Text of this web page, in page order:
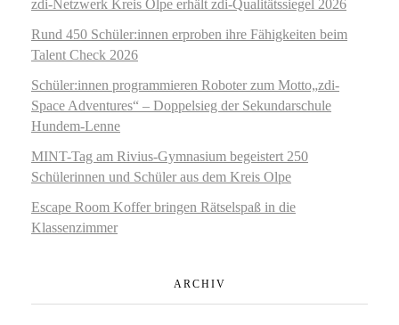
zdi‑Netzwerk Kreis Olpe erhält zdi‑Qualitätssiegel 2026
Rund 450 Schüler:innen erproben ihre Fähigkeiten beim
Talent Check 2026
Schüler:innen programmieren Roboter zum Motto„zdi-
Space Adventures“ – Doppelsieg der Sekundarschule
Hundem-Lenne
MINT-Tag am Rivius-Gymnasium begeistert 250
Schülerinnen und Schüler aus dem Kreis Olpe
Escape Room Koffer bringen Rätselspaß in die
Klassenzimmer
ARCHIV